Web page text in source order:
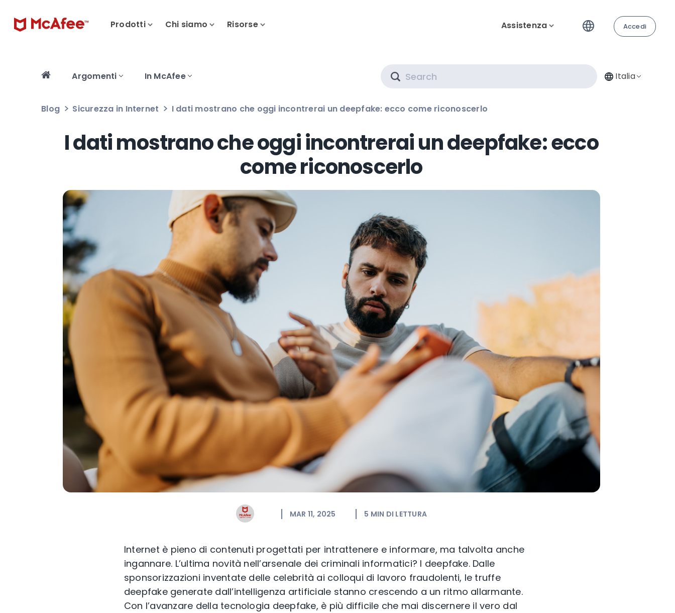
Prodotti Chi siamo Risorse Assistenza Accedi
Argomenti In McAfee Italia
Blog Sicurezza in Internet I dati mostrano che oggi incontrerai un deepfake: ecco come riconoscerlo
I dati mostrano che oggi incontrerai un deepfake: ecco
come riconoscerlo
MAR 11, 2025 5 MIN DI LETTURA
Internet è pieno di contenuti progettati per intrattenere e informare, ma talvolta anche
ingannare. L’ultima novità nell’arsenale dei criminali informatici? I deepfake. Dalle
sponsorizzazioni inventate delle celebrità ai colloqui di lavoro fraudolenti, le truffe
deepfake generate dall’intelligenza artificiale stanno crescendo a un ritmo allarmante.
Con l’avanzare della tecnologia deepfake, è più difficile che mai discernere il vero dal